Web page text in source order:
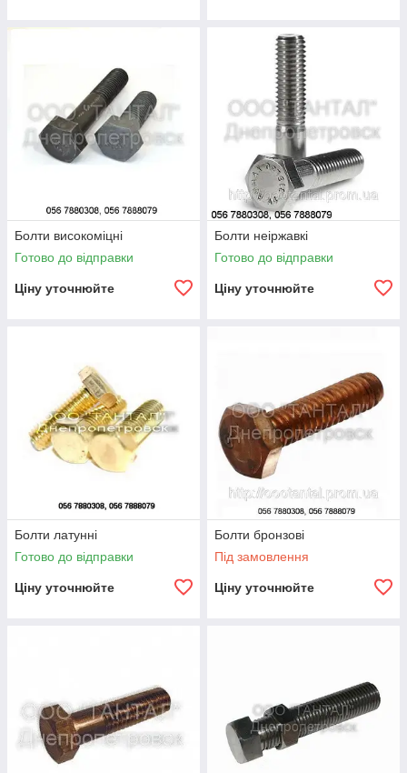
Болти високоміцні
Готово до відправки
Ціну уточнюйте
Болти неіржавкі
Готово до відправки
Ціну уточнюйте
Болти латунні
Готово до відправки
Ціну уточнюйте
Болти бронзові
Під замовлення
Ціну уточнюйте